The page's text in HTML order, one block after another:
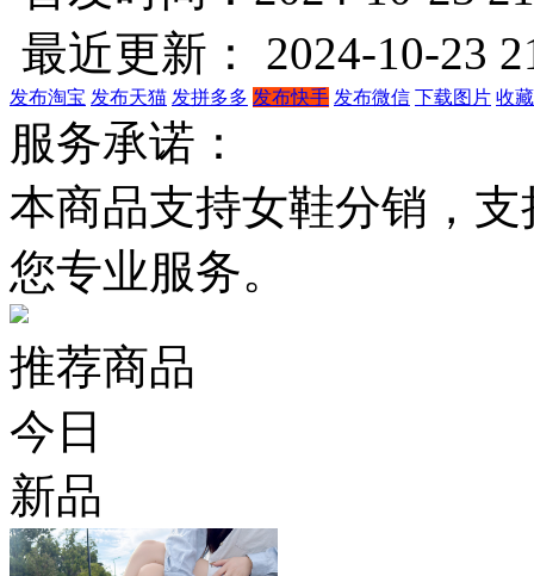
最近更新： 2024-10-23
发布淘宝 发布天猫 发拼多多 发布快手 发布微信 下载图片 收
服务承诺：
本商品支持女鞋分销，
您专业服务。
推荐商品
今日
新品